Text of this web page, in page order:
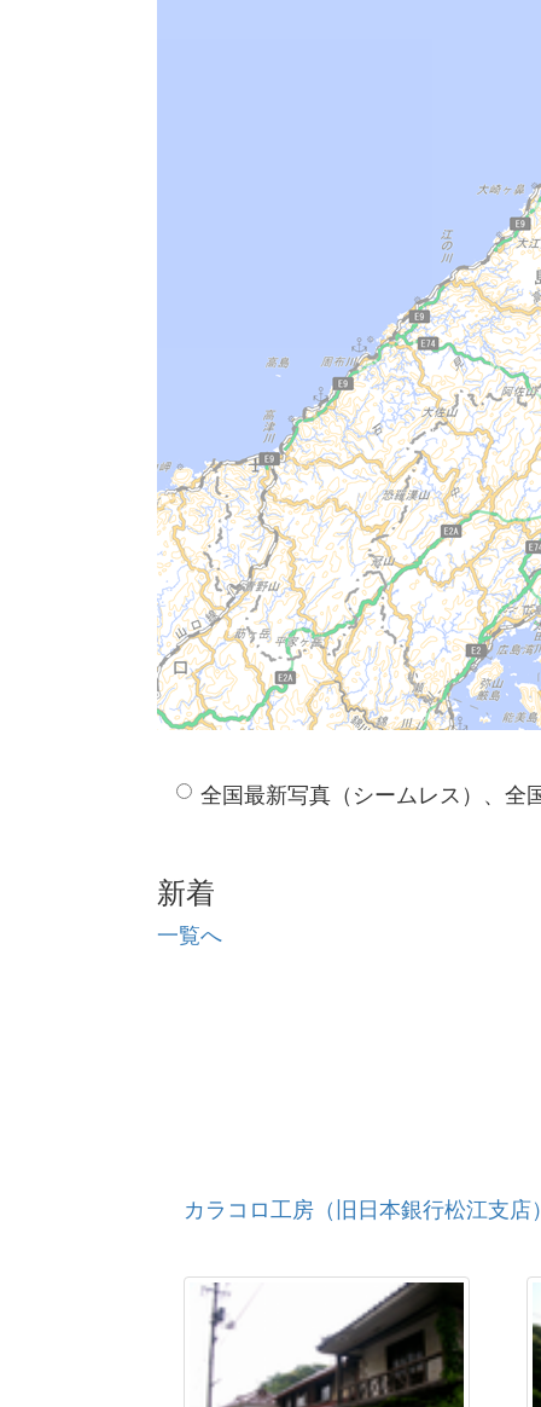
全国最新写真（シームレス）、全
新着
一覧へ
カラコロ工房（旧日本銀行松江支店